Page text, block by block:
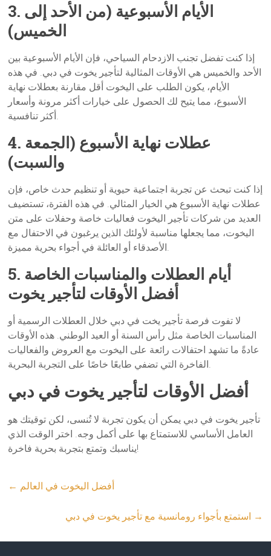
3. الأيام الأسبوعية (من الأحد إلى
الخميس)
إذا كنت تفضل تجنب الازدحام السياحي، فإن الأيام الأسبوعية بين
الأحد والخميس هي الأوقات المثالية لتأجير يخوت في دبي. في هذه
الأيام، يكون الطلب على اليخوت أقل مقارنة بعطلات نهاية
الأسبوع، مما يتيح لك الحصول على خيارات أكثر مرونة وأسعار
أكثر تنافسية.
4. عطلات نهاية الأسبوع (الجمعة
والسبت)
إذا كنت تبحث عن تجربة اجتماعية حيوية أو تنظيم حدث خاص، فإن
عطلات نهاية الأسبوع هي الخيار المثالي. في هذه الفترة، تستضيف
العديد من شركات تأجير اليخوت فعاليات خاصة وحفلات على متن
اليخوت، مما يجعلها مناسبة لأولئك الذين يرغبون في الاحتفال مع
الأصدقاء أو العائلة في أجواء بحرية مميزة.
5. أيام العطلات والمناسبات الخاصة
أفضل الأوقات لتأجير يخوت
لا تفوت فرصة تأجير يخت في دبي خلال العطلات الرسمية أو
المناسبات الخاصة مثل رأس السنة أو العيد الوطني. هذه الأوقات
عادةً ما تشهد احتفالات رائعة على اليخوت مع العروض والفعاليات
الفاخرة التي تضفي طابعًا خاصًا على التجربة البحرية.
أفضل الأوقات لتأجير يخوت في دبي
تأجير يخوت في دبي يمكن أن يكون تجربة لا تُنسى، لكن توقيتك هو
العامل الأساسي للاستمتاع بها على أكمل وجه. اختر الوقت الذي
يناسبك وتمتع بتجربة بحرية فاخرة!
← أفضل اليخوت في العالم
→